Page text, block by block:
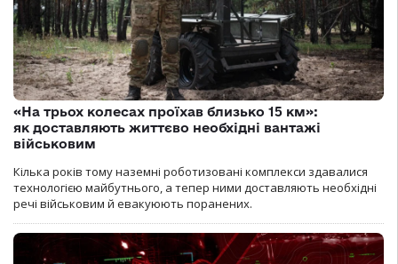
«На трьох колесах проїхав близько 15 км»:
як доставляють життєво необхідні вантажі
військовим
Кілька років тому наземні роботизовані комплекси здавалися
технологією майбутнього, а тепер ними доставляють необхідні
речі військовим й евакуюють поранених.